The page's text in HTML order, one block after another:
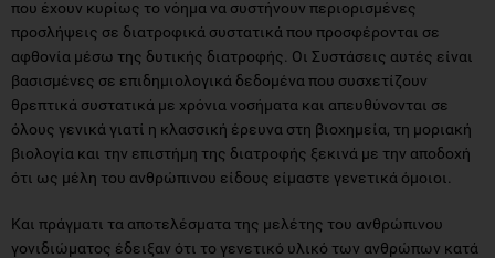
που έχουν κυρίως το νόημα να συστήνουν περιορισμένες
προσλήψεις σε διατροφικά συστατικά που προσφέρονται σε
αφθονία μέσω της δυτικής διατροφής. Οι Συστάσεις αυτές είναι
βασισμένες σε επιδημιολογικά δεδομένα που συσχετίζουν
θρεπτικά συστατικά με χρόνια νοσήματα και απευθύνονται σε
όλους γενικά γιατί η κλασσική έρευνα στη βιοχημεία, τη μοριακή
βιολογία και την επιστήμη της διατροφής ξεκινά με την αποδοχή
ότι ως μέλη του ανθρώπινου είδους είμαστε γενετικά όμοιοι.
Και πράγματι τα αποτελέσματα της μελέτης του ανθρώπινου
γονιδιώματος έδειξαν ότι το γενετικό υλικό των ανθρώπων κατά